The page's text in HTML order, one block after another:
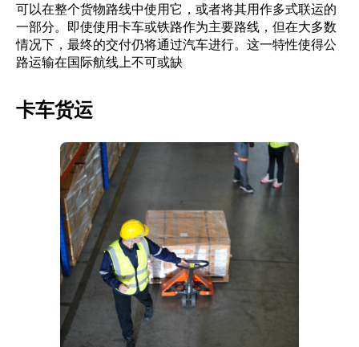
可以在整个货物路线中使用它，或者将其用作多式联运的
一部分。即使使用卡车或铁路作为主要路线，但在大多数
情况下，最终的交付仍将通过汽车进行。这一特性使得公
路运输在国际航线上不可或缺
卡车货运